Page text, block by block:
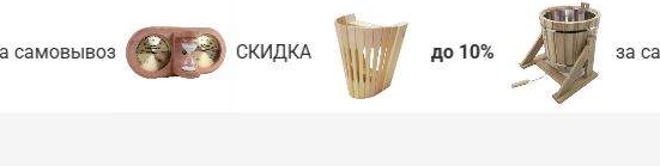
самовывоз СКИДКА до 10% за